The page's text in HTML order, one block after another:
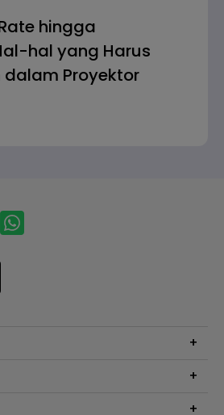
hingga
hal yang Harus
dalam Proyektor